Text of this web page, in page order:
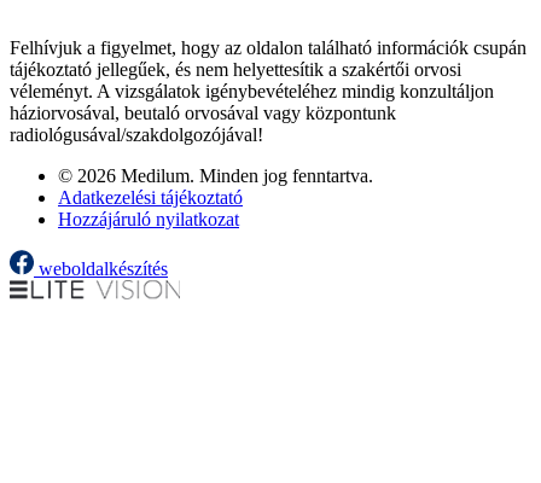
Felhívjuk a figyelmet, hogy az oldalon található információk csupán
tájékoztató jellegűek, és nem helyettesítik a szakértői orvosi
véleményt. A vizsgálatok igénybevételéhez mindig konzultáljon
háziorvosával, beutaló orvosával vagy központunk
radiológusával/szakdolgozójával!
© 2026 Medilum. Minden jog fenntartva.
Adatkezelési tájékoztató
Hozzájáruló nyilatkozat
weboldalkészítés